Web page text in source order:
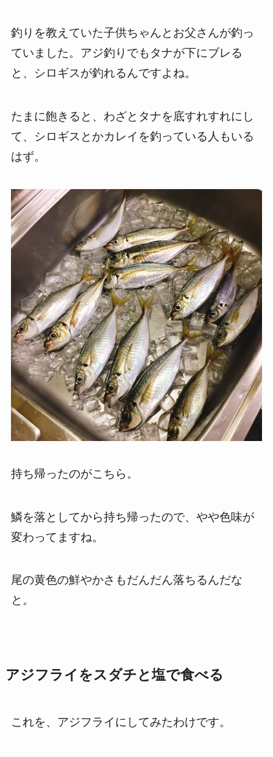
釣りを教えていた子供ちゃんとお父さんが釣っ
ていました。アジ釣りでもタナが下にブレる
と、シロギスが釣れるんですよね。
たまに飽きると、わざとタナを底すれすれにし
て、シロギスとかカレイを釣っている人もいる
はず。
持ち帰ったのがこちら。
鱗を落としてから持ち帰ったので、やや色味が
変わってますね。
尾の黄色の鮮やかさもだんだん落ちるんだな
と。
アジフライをスダチと塩で食べる
これを、アジフライにしてみたわけです。